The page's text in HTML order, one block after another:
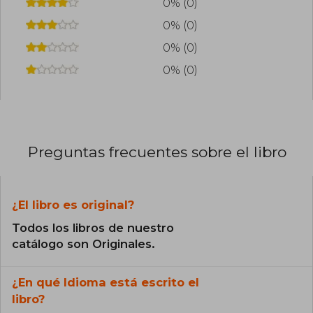
Biennal de Disseny d’Istanbul (2016).
0% (0)
0% (0)
0% (0)
0% (0)
Preguntas frecuentes sobre el libro
¿El libro es original?
Todos los libros de nuestro
catálogo son Originales.
¿En qué Idioma está escrito el
libro?